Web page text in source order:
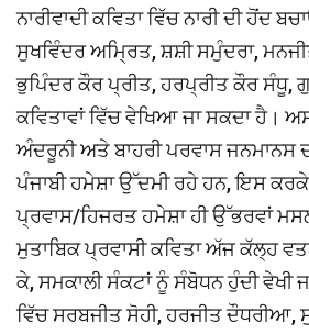
ਨਾਰੀਵਾਦੀ ਕਵਿਤਾ ਵਿੱਚ ਨਾਰੀ ਦੀ ਹੋਂਦ
ਸੁਖਵਿੰਦਰ ਅਮ੍ਰਿਤ, ਸ਼ਸ਼ੀ ਸਮੁੰਦਰਾ,
ਭੁਪਿੰਦਰ ਕੌਰ ਪ੍ਰੀਤ, ਹਰਪ੍ਰੀਤ ਕੌਰ ਸੰਧੂ,
ਕਵਿਤਾਵਾਂ ਵਿੱਚ ਵੇਖਿਆ ਜਾ ਸਕਦਾ ਹੈ।
ਅੰਦਰੂਨੀ ਅਤੇ ਬਾਹਰੀ ਪਰਵਾਸ ਜਨਮਾਨਸ
ਪੰਜਾਬੀ ਹਮੇਸ਼ਾ ਉੱਦਮੀ ਰਹੇ ਹਨ, ਇਸ ਕਰਕੇ
ਪ੍ਰਵਾਸ/ਹਿਜਰਤ ਹਮੇਸ਼ਾ ਹੀ ਉੱਭਰਵਾਂ
ਮੁਤਾਬਿਕ ਪ੍ਰਵਾਸੀ ਕਵਿਤਾ ਅੱਜ ਕੱਲ੍ਹ
ਕੇ, ਸਮਕਾਲੀ ਸੰਕਟਾਂ ਨੂੰ ਸੰਬੋਧਨ ਹੁੰਦੀ ਵੇਖੀ
ਵਿੱਚ ਸਰਬਜੀਤ ਸੋਹੀ, ਹਰਜੀਤ